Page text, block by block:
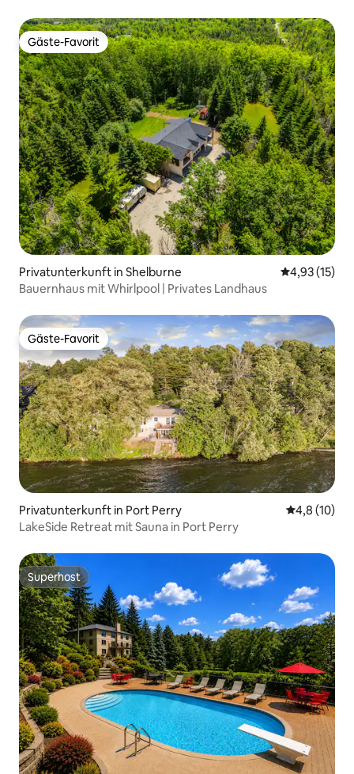
Gäste-Favorit
Gäste-Favorit
Privatunterkunft in Shelburne
4,93 (15)
Bauernhaus mit Whirlpool | Privates Landhaus
Gäste-Favorit
Gäste-Favorit
Privatunterkunft in Port Perry
4,8 (10)
LakeSide Retreat mit Sauna in Port Perry
Superhost
Superhost